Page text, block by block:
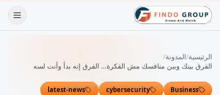
الرئيسية/المدونة/
الفرق بينك وبين منافسك مش الفكرة… الفرق إنه بدأ وأنت لسه
Business
cybersecurity
latest-news